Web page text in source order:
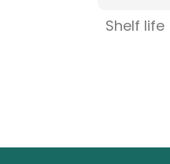
Shelf life